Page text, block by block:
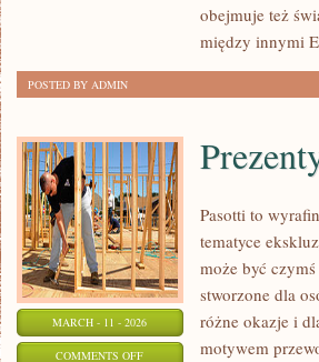
obejmuje też
między innymi
POSTED BY ADMIN
MARCH - 11 - 2026
COMMENTS OFFON
Pasotti to
tematyce
może być
stworzone dla
różne okazje i
motywem